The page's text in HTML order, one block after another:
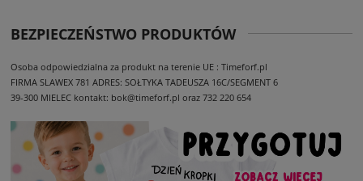
BEZPIECZEŃSTWO PRODUKTÓW
Osoba odpowiedzialna za produkt na terenie UE : Timeforf.pl
FIRMA SLAWEX 781 ADRES: SOŁTYKA TADEUSZA 16C/SEGMENT 6
39-300 MIELEC kontakt: bok@timeforf.pl oraz 732 220 654